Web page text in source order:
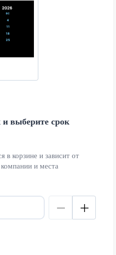
выберите срок
в корзине и зависит от
и места